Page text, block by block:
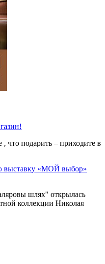
что подарить – приходите в
выставку «МОЙ выбор»
шлях" открылась
коллекции Николая